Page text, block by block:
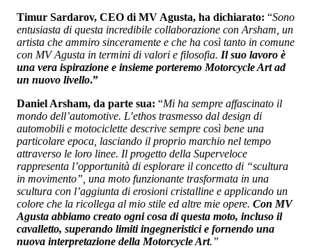
Timur Sardarov, CEO di MV Agusta, ha dichiarato: “Sono
entusiasta di questa incredibile collaborazione con Arsham, un
artista che ammiro sinceramente e che ha così tanto in comune
con MV Agusta in termini di valori e filosofia. Il suo lavoro è
una vera ispirazione e insieme porteremo Motorcycle Art ad
un nuovo livello.”
Daniel Arsham, da parte sua: “Mi ha sempre affascinato il
mondo dell’automotive. L’ethos trasmesso dal design di
automobili e motociclette descrive sempre così bene una
particolare epoca, lasciando il proprio marchio nel tempo
attraverso le loro linee. Il progetto della Superveloce
rappresenta l’opportunità di esplorare il concetto di “scultura
in movimento”, una moto funzionante trasformata in una
scultura con l’aggiunta di erosioni cristalline e applicando un
colore che la ricollega al mio stile ed altre mie opere. Con MV
Agusta abbiamo creato ogni cosa di questa moto, incluso il
cavalletto, superando limiti ingegneristici e fornendo una
nuova interpretazione della Motorcycle Art.”